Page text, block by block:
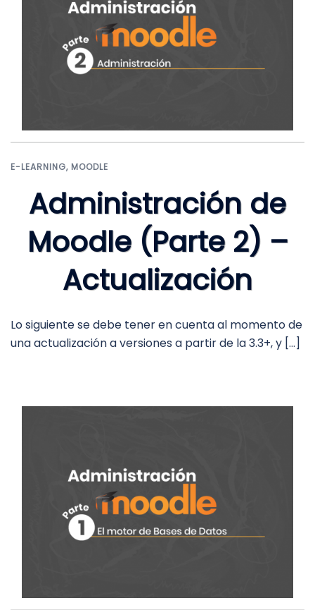
E-LEARNING, MOODLE
Administración de
Moodle (Parte 2) –
Actualización
Lo siguiente se debe tener en cuenta al momento de
una actualización a versiones a partir de la 3.3+, y […]